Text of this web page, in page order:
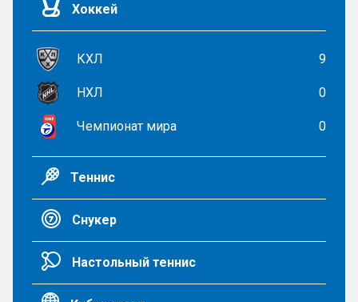
Хоккей
КХЛ 9
НХЛ 0
Чемпионат мира 0
Теннис
Снукер
Настольный теннис